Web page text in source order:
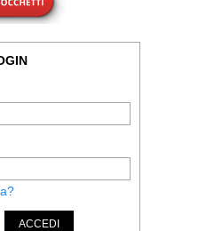
ACCEDI